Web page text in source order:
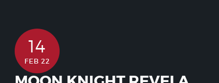
14
FEB 22